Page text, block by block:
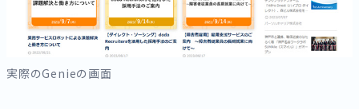
実際のGenieの画面